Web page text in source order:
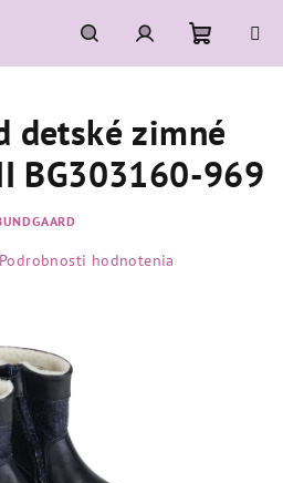
HľadaťPrihlásenie
košík
detské zimné
BG303160-969
Podrobnosti hodnotenia